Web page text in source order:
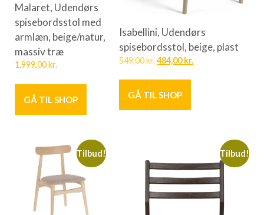
Malaret, Udendørs
spisebordsstol med
armlæn, beige/natur,
massiv træ
1.999,00kr.
GÅ TIL SHOP
Isabellini, Udendørs
spisebordsstol, beige, plast
549,00kr.484,00kr.
GÅ TIL SHOP
Tilbud! Tilbud!